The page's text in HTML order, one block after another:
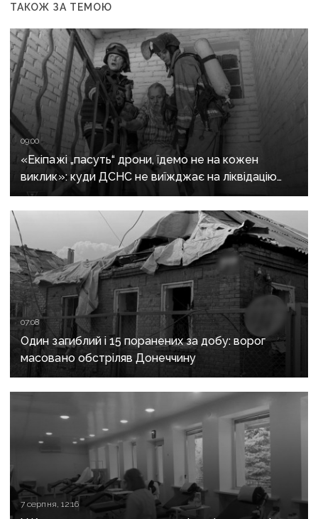
ТАКОЖ ЗА ТЕМОЮ
09:00
«Екіпажі „пасуть“ дрони, їдемо не на кожен
виклик»: куди ДСНС не виїжджає на ліквідацію
надзвичайних ситуацій у Краматорську
та Слов’янську
07:08
Один загиблий і 15 поранених за добу: ворог
масовано обстріляв Донеччину
7 серпня, 12:16